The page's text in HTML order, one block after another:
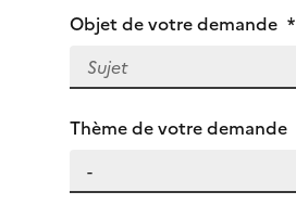
Objet de votre demande *
Thème de votre demande